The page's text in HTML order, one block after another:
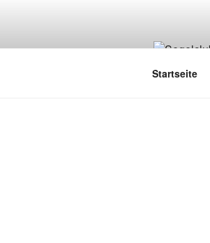
Startseite